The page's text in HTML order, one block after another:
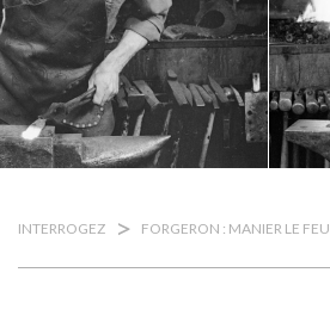
INTERROGEZ > FORGERON : MANIER LE FEU